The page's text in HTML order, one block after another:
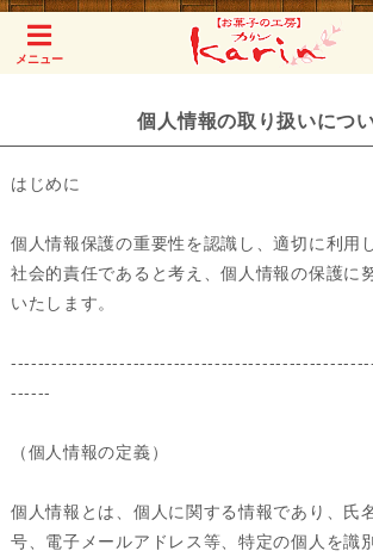
メニュー
個人情報の取り扱いにつ
はじめに
個人情報保護の重要性を認識し、適切に利用
社会的責任であると考え、個人情報の保護に
いたします。
------
（個人情報の定義）
個人情報とは、個人に関する情報であり、氏
号、電子メールアドレス等、特定の個人を識